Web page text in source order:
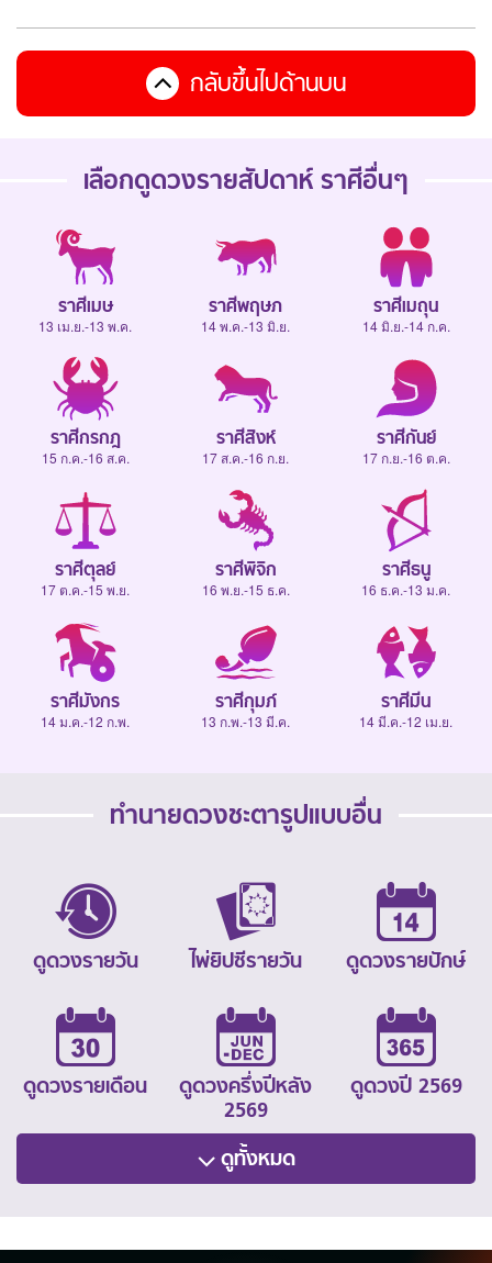
กลับขึ้นไปด้านบน
เลือกดูดวงรายสัปดาห์ ราศีอื่นๆ
ราศีเมษ
13 เม.ย.-13 พ.ค.
ราศีพฤษภ
14 พ.ค.-13 มิ.ย.
ราศีเมถุน
14 มิ.ย.-14 ก.ค.
ราศีกรกฎ
15 ก.ค.-16 ส.ค.
ราศีสิงห์
17 ส.ค.-16 ก.ย.
ราศีกันย์
17 ก.ย.-16 ต.ค.
ราศีตุลย์
17 ต.ค.-15 พ.ย.
ราศีพิจิก
16 พ.ย.-15 ธ.ค.
ราศีธนู
16 ธ.ค.-13 ม.ค.
ราศีมังกร
14 ม.ค.-12 ก.พ.
ราศีกุมภ์
13 ก.พ.-13 มี.ค.
ราศีมีน
14 มี.ค.-12 เม.ย.
ทำนายดวงชะตารูปแบบอื่น
ดูดวงรายวัน ไพ่ยิปซีรายวัน ดูดวงรายปักษ์
ดูดวงรายเดือน
ดูดวงครึ่งปีหลัง
2569
ดูดวงปี 2569
ดูทั้งหมด